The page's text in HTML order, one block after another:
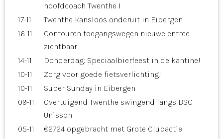
hoofdcoach Twenthe I
17-11
Twenthe kansloos onderuit in Eibergen
16-11
Contouren toegangswegen nieuwe entree
zichtbaar
14-11
Donderdag: Speciaalbierfeest in de kantine!
10-11
Zorg voor goede fietsverlichting!
10-11
Super Sunday in Eibergen
09-11
Overtuigend Twenthe swingend langs BSC
Unisson
05-11
€2724 opgebracht met Grote Clubactie